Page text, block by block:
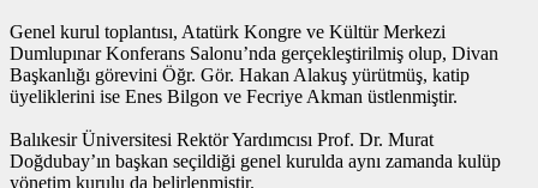
Genel kurul toplantısı, Atatürk Kongre ve Kültür Merkezi
Dumlupınar Konferans Salonu’nda gerçekleştirilmiş olup, Divan
Başkanlığı görevini Öğr. Gör. Hakan Alakuş yürütmüş, katip
üyeliklerini ise Enes Bilgon ve Fecriye Akman üstlenmiştir.
Balıkesir Üniversitesi Rektör Yardımcısı Prof. Dr. Murat
Doğdubay’ın başkan seçildiği genel kurulda aynı zamanda kulüp
yönetim kurulu da belirlenmiştir.